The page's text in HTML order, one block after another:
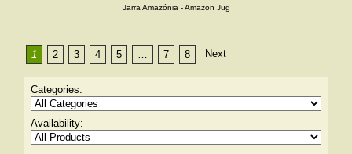
Jarra Amazónia - Amazon Jug
1 2 3 4 5 … 7 8 Next
Categories:
Availability: